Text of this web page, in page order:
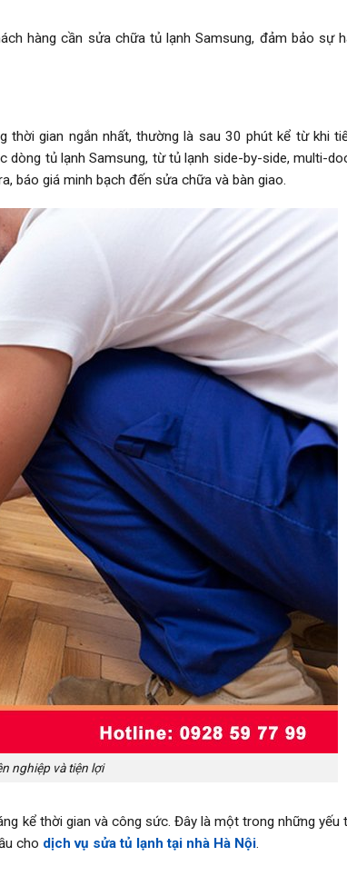
hàng cần sửa chữa tủ lạnh Samsung, đảm bảo sự
gian ngắn nhất, thường là sau 30 phút kể từ khi
tủ lạnh Samsung, từ tủ lạnh side-by-side, multi-
báo giá minh bạch đến sửa chữa và bàn giao.
nghiệp và tiện lợi
kể thời gian và công sức. Đây là một trong những yếu
cho dịch vụ sửa tủ lạnh tại nhà Hà Nội.